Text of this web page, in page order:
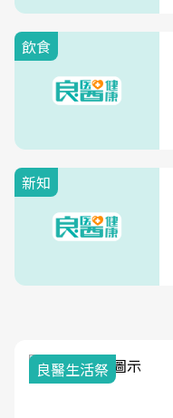
飲食
新知
良醫生活祭